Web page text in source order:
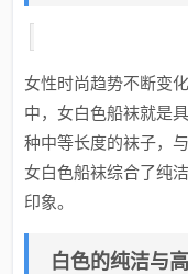
女性时尚趋势不断变
中，女白色船袜就是
种中等长度的袜子，
女白色船袜综合了纯
印象。
白色的纯洁与